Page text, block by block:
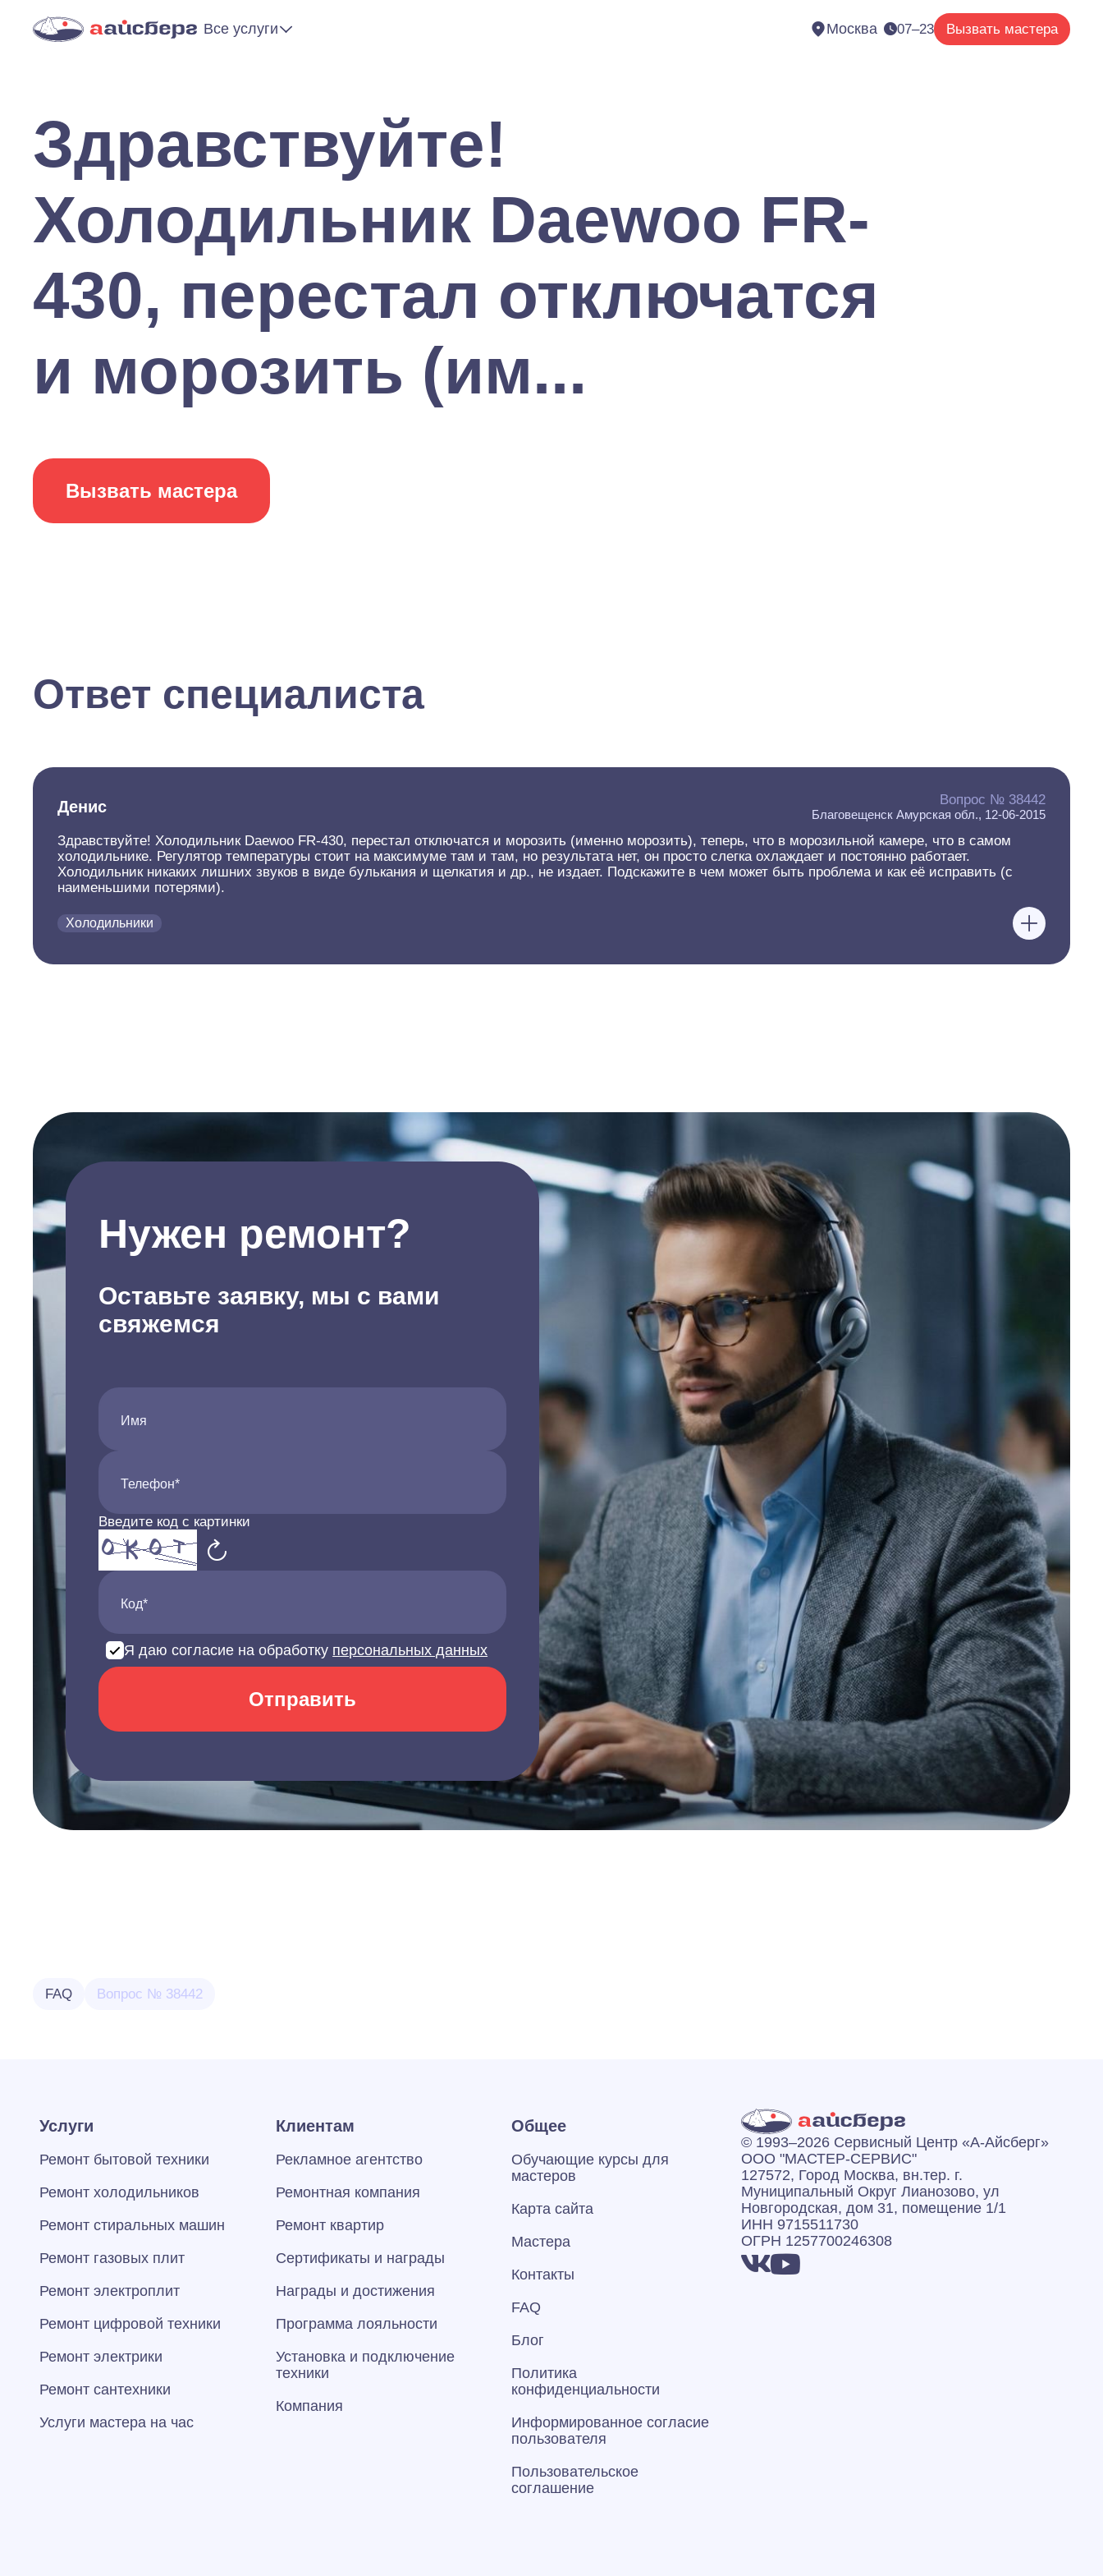
Все услуги Москва 07–23 Вызвать мастера
Здравствуйте!
Холодильник Daewoo FR-
430, перестал отключатся
и морозить (им...
Вызвать мастера
Ответ специалиста
Денис Вопрос № 38442
Благовещенск Амурская обл., 12-06-2015
Здравствуйте! Холодильник Daewoo FR-430, перестал отключатся и морозить (именно морозить), теперь, что в морозильной камере, что в самом
холодильнике. Регулятор температуры стоит на максимуме там и там, но результата нет, он просто слегка охлаждает и постоянно работает.
Холодильник никаких лишних звуков в виде булькания и щелкатия и др., не издает. Подскажите в чем может быть проблема и как её исправить (с
наименьшими потерями).
Холодильники
Нужен ремонт?
Оставьте заявку, мы с вами
свяжемся
Имя
Телефон*
Введите код с картинки
Код*
Я даю согласие на обработку персональных данных
Отправить
FAQ Вопрос № 38442
Услуги
Ремонт бытовой техники
Ремонт холодильников
Ремонт стиральных машин
Ремонт газовых плит
Ремонт электроплит
Ремонт цифровой техники
Ремонт электрики
Ремонт сантехники
Услуги мастера на час
Клиентам
Рекламное агентство
Ремонтная компания
Ремонт квартир
Сертификаты и награды
Награды и достижения
Программа лояльности
Установка и подключение
техники
Компания
Общее
Обучающие курсы для
мастеров
Карта сайта
Мастера
Контакты
FAQ
Блог
Политика
конфиденциальности
Информированное согласие
пользователя
Пользовательское
соглашение
© 1993–2026 Сервисный Центр «А‑Айсберг»
ООО "МАСТЕР-СЕРВИС"
127572, Город Москва, вн.тер. г.
Муниципальный Округ Лианозово, ул
Новгородская, дом 31, помещение 1/1
ИНН 9715511730
ОГРН 1257700246308